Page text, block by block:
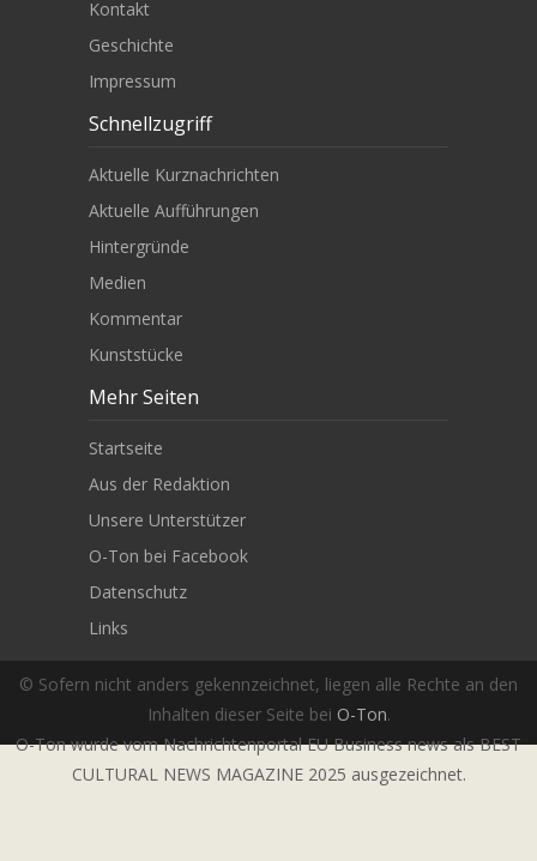
© Sofern nicht anders gekennzeichnet, liegen alle Rechte an den
Inhalten dieser Seite bei O-Ton.
O-Ton wurde vom Nachrichtenportal EU Business news als BEST
CULTURAL NEWS MAGAZINE 2025 ausgezeichnet.
Kontakt
Geschichte
Impressum
Schnellzugriff
Aktuelle Kurznachrichten
Aktuelle Aufführungen
Hintergründe
Medien
Kommentar
Kunststücke
Mehr Seiten
Startseite
Aus der Redaktion
Unsere Unterstützer
O-Ton bei Facebook
Datenschutz
Links